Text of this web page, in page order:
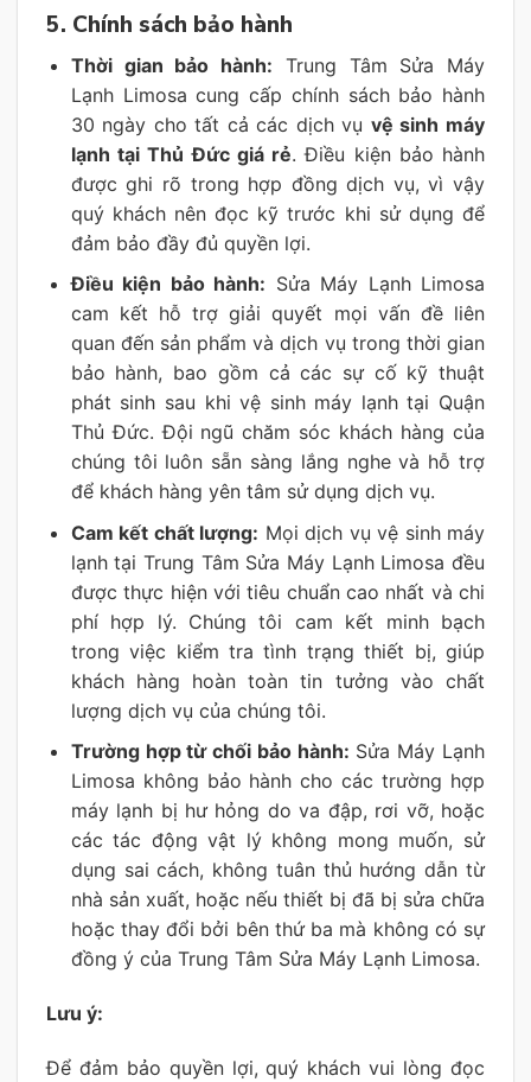
5. Chính sách bảo hành
Thời gian bảo hành: Trung Tâm Sửa Máy
Lạnh Limosa cung cấp chính sách bảo hành
30 ngày cho tất cả các dịch vụ vệ sinh máy
lạnh tại Thủ Đức giá rẻ. Điều kiện bảo hành
được ghi rõ trong hợp đồng dịch vụ, vì vậy
quý khách nên đọc kỹ trước khi sử dụng để
đảm bảo đầy đủ quyền lợi.
Điều kiện bảo hành: Sửa Máy Lạnh Limosa
cam kết hỗ trợ giải quyết mọi vấn đề liên
quan đến sản phẩm và dịch vụ trong thời gian
bảo hành, bao gồm cả các sự cố kỹ thuật
phát sinh sau khi vệ sinh máy lạnh tại Quận
Thủ Đức. Đội ngũ chăm sóc khách hàng của
chúng tôi luôn sẵn sàng lắng nghe và hỗ trợ
để khách hàng yên tâm sử dụng dịch vụ.
Cam kết chất lượng: Mọi dịch vụ vệ sinh máy
lạnh tại Trung Tâm Sửa Máy Lạnh Limosa đều
được thực hiện với tiêu chuẩn cao nhất và chi
phí hợp lý. Chúng tôi cam kết minh bạch
trong việc kiểm tra tình trạng thiết bị, giúp
khách hàng hoàn toàn tin tưởng vào chất
lượng dịch vụ của chúng tôi.
Trường hợp từ chối bảo hành: Sửa Máy Lạnh
Limosa không bảo hành cho các trường hợp
máy lạnh bị hư hỏng do va đập, rơi vỡ, hoặc
các tác động vật lý không mong muốn, sử
dụng sai cách, không tuân thủ hướng dẫn từ
nhà sản xuất, hoặc nếu thiết bị đã bị sửa chữa
hoặc thay đổi bởi bên thứ ba mà không có sự
đồng ý của Trung Tâm Sửa Máy Lạnh Limosa.
Lưu ý:
Để đảm bảo quyền lợi, quý khách vui lòng đọc